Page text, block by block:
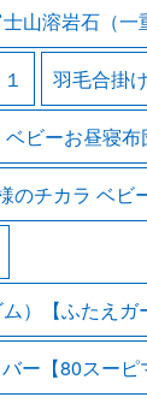
山溶岩石（一
羽毛合掛
ベビーお昼寝布
のチカラ ベビ
）【ふたえガ
ー【80スーピ